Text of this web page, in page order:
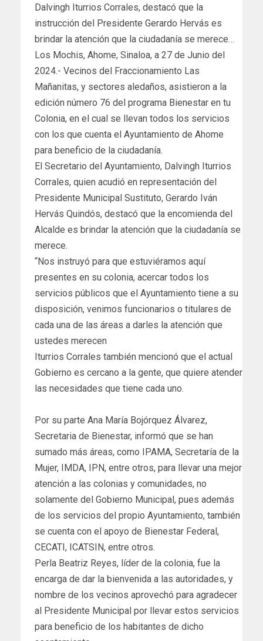
Dalvingh Iturrios Corrales, destacó que la
instrucción del Presidente Gerardo Hervás es
brindar la atención que la ciudadanía se merece…
Los Mochis, Ahome, Sinaloa, a 27 de Junio del
2024.- Vecinos del Fraccionamiento Las
Mañanitas, y sectores aledaños, asistieron a la
edición número 76 del programa Bienestar en tu
Colonia, en el cual se llevan todos los servicios
con los que cuenta el Ayuntamiento de Ahome
para beneficio de la ciudadanía.
El Secretario del Ayuntamiento, Dalvingh Iturrios
Corrales, quien acudió en representación del
Presidente Municipal Sustituto, Gerardo Iván
Hervás Quindós, destacó que la encomienda del
Alcalde es brindar la atención que la ciudadanía se
merece.
“Nos instruyó para que estuviéramos aquí
presentes en su colonia, acercar todos los
servicios públicos que el Ayuntamiento tiene a su
disposición, venimos funcionarios o titulares de
cada una de las áreas a darles la atención que
ustedes merecen
Iturrios Corrales también mencionó que el actual
Gobierno es cercano a la gente, que quiere atender
las necesidades que tiene cada uno.
Por su parte Ana María Bojórquez Álvarez,
Secretaria de Bienestar, informó que se han
sumado más áreas, como IPAMA, Secretaría de la
Mujer, IMDA, IPN, entre otros, para llevar una mejor
atención a las colonias y comunidades, no
solamente del Gobierno Municipal, pues además
de los servicios del propio Ayuntamiento, también
se cuenta con el apoyo de Bienestar Federal,
CECATI, ICATSIN, entre otros.
Perla Beatriz Reyes, líder de la colonia, fue la
encarga de dar la bienvenida a las autoridades, y
nombre de los vecinos aprovechó para agradecer
al Presidente Municipal por llevar estos servicios
para beneficio de los habitantes de dicho